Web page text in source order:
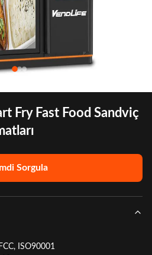
Fry Fast Food Sandviç
Sorgula
ISO90001